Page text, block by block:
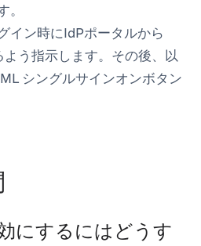
イン時にIdPポータルから
う指示します。その後、以
シングルサインオンボタン
にするにはどうす